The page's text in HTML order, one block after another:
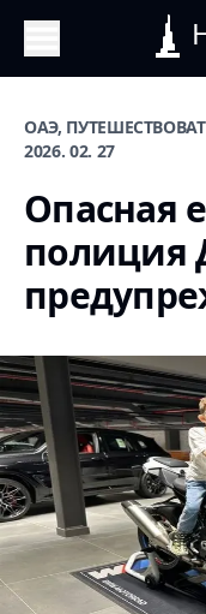
ОАЭ,
2026. 02. 27
Опасная
полиция